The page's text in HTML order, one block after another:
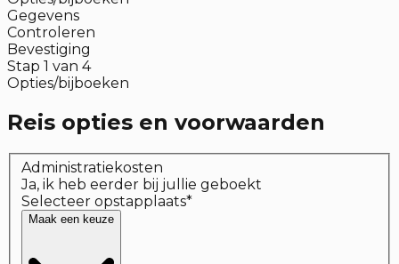
Gegevens
Controleren
Bevestiging
Stap 1 van 4
Opties/bijboeken
Reis opties en voorwaarden
Administratiekosten
Ja, ik heb eerder bij jullie geboekt
Selecteer opstapplaats*
Maak een keuze